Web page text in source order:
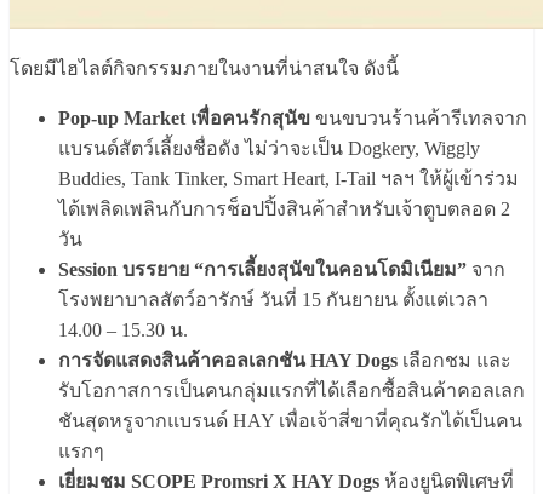
โดยมีไฮไลต์กิจกรรมภายในงานที่น่าสนใจ ดังนี้
Pop-up Market เพื่อคนรักสุนัข ขนขบวนร้านค้ารีเทลจาก
แบรนด์สัตว์เลี้ยงชื่อดัง ไม่ว่าจะเป็น Dogkery, Wiggly
Buddies, Tank Tinker, Smart Heart, I-Tail ฯลฯ ให้ผู้เข้าร่วม
ได้เพลิดเพลินกับการช็อปปิ้งสินค้าสำหรับเจ้าตูบตลอด 2
วัน
Session บรรยาย “การเลี้ยงสุนัขในคอนโดมิเนียม” จาก
โรงพยาบาลสัตว์อารักษ์ วันที่ 15 กันยายน ตั้งแต่เวลา
14.00 – 15.30 น.
การจัดแสดงสินค้าคอลเลกชัน HAY Dogs เลือกชม และ
รับโอกาสการเป็นคนกลุ่มแรกที่ได้เลือกซื้อสินค้าคอลเลก
ชันสุดหรูจากแบรนด์ HAY เพื่อเจ้าสี่ขาที่คุณรักได้เป็นคน
แรกๆ
เยี่ยมชม SCOPE Promsri X HAY Dogs ห้องยูนิตพิเศษที่